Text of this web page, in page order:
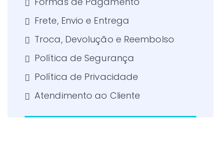
Frete, Envio e Entrega
Troca, Devolução e Reembolso
Política de Segurança
Política de Privacidade
Atendimento ao Cliente